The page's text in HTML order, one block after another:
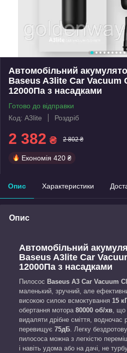
Автомобільний
Baseus A3lite Car Vacuum
12000Па з насадками
Готово до відправки
Код: A3lite
Роздріб
2 382 ₴ 2 802 ₴
Економія 420 ₴
Опис Характеристики
Опис
Автомобільний
Baseus A3lite Car
12000Па з насадками
Пилосос Baseus A3 Car Vacuum
маленький, зручний, але
високою силою всмоктування 15
обертання мотора 80000 об/хв ,
видаляти дрібне сміття, водночас
перевищує 75дБ . Легку
пилососа можна з легкістю
і навіть удома або на дачі, не